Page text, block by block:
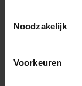
Noodzakelijk
Voorkeuren